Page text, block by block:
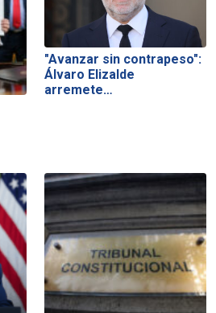
"Avanzar sin contrapeso":
Álvaro Elizalde
arremete…